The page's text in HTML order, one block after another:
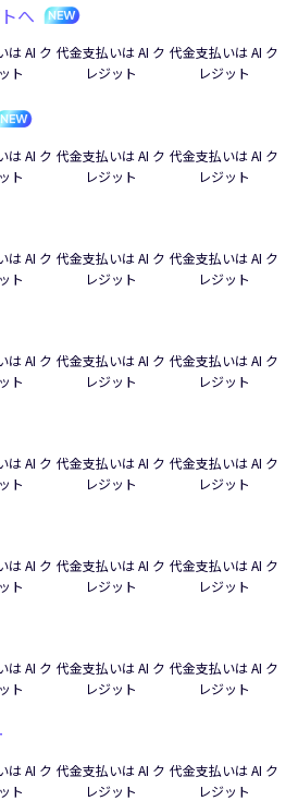
へ
は AI ク
ト
代金支払いは AI ク
レジット
代金支払いは AI ク
レジット
は AI ク
ト
代金支払いは AI ク
レジット
代金支払いは AI ク
レジット
は AI ク
ト
代金支払いは AI ク
レジット
代金支払いは AI ク
レジット
は AI ク
ト
代金支払いは AI ク
レジット
代金支払いは AI ク
レジット
は AI ク
ト
代金支払いは AI ク
レジット
代金支払いは AI ク
レジット
は AI ク
ト
代金支払いは AI ク
レジット
代金支払いは AI ク
レジット
は AI ク
ト
代金支払いは AI ク
レジット
代金支払いは AI ク
レジット
は AI ク
ト
代金支払いは AI ク
レジット
代金支払いは AI ク
レジット